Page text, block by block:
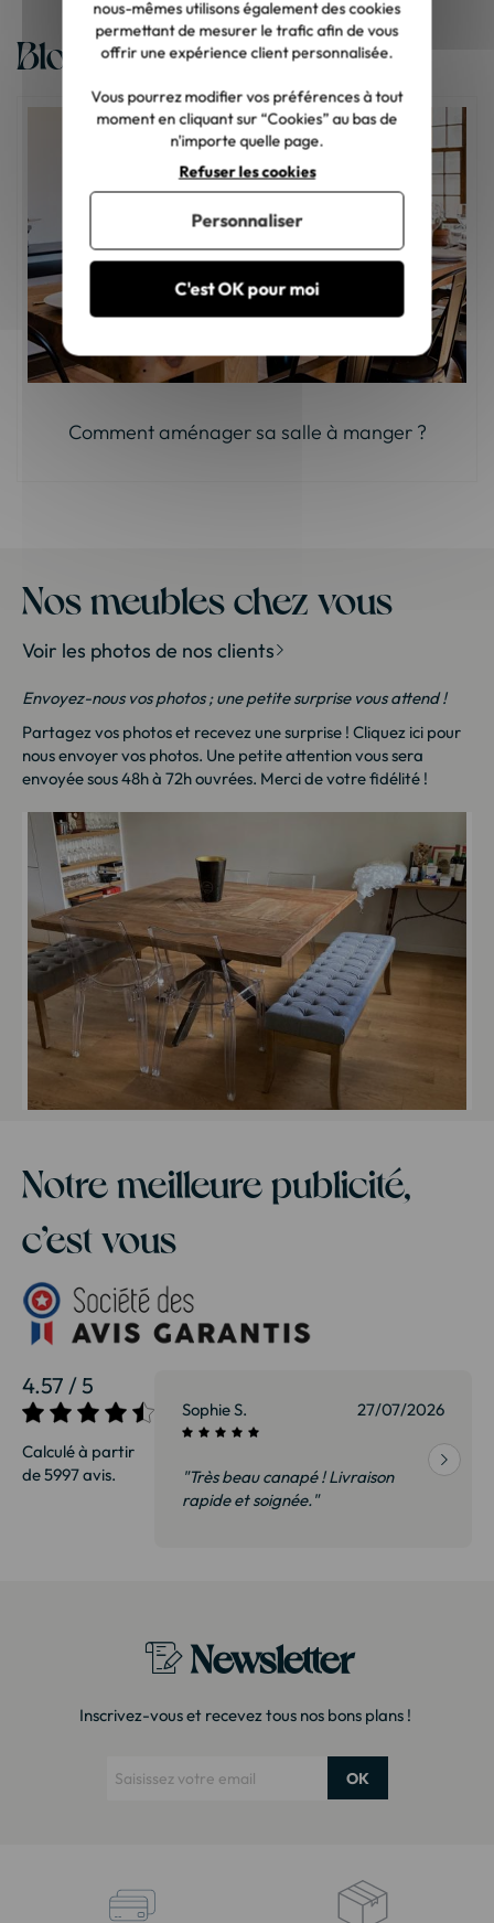
Blog
Comment aménager sa salle à manger ?
Nos meubles chez vous
Voir les photos de nos clients
Envoyez-nous vos photos ; une petite surprise vous attend !
Partagez vos photos et recevez une surprise ! Cliquez ici pour
nous envoyer vos photos. Une petite attention vous sera
envoyée sous 48h à 72h ouvrées. Merci de votre fidélité !
Notre meilleure publicité,
c’est vous
4.57 / 5
Calculé à partir
de 5997 avis.
27/07/2026 Sophie S. 27/07/2026
"Très beau canapé ! Livraison
rapide et soignée."
Newsletter
Inscrivez-vous et recevez tous nos bons plans !
OK
nous-mêmes utilisons également des cookies
permettant de mesurer le trafic afin de vous
offrir une expérience client personnalisée.
Vous pourrez modifier vos préférences à tout
moment en cliquant sur “Cookies” au bas de
n'importe quelle page.
C'est OK pour moi
Refuser les cookies
Personnaliser